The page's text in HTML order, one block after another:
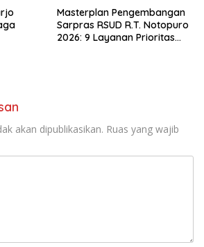
Masterplan Pengembangan
Sarpras RSUD R.T. Notopuro
2026: 9 Layanan Prioritas
akan dipublikasikan. Ruas yang wajib